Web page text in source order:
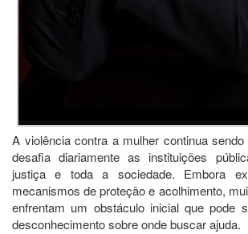
A violência contra a mulher continua
desafia diariamente as instituições
justiça e toda a sociedade. Embora
mecanismos de proteção e acolhimento,
enfrentam um obstáculo inicial que pode
desconhecimento sobre onde buscar ajuda.